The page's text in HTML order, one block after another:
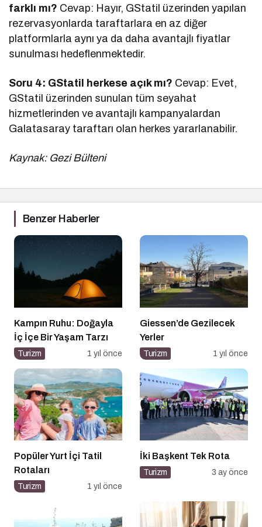
farklı mı? Cevap: Hayır, GStatil üzerinden yapılan
rezervasyonlarda taraftarlara en az diğer
platformlarla aynı ya da daha avantajlı fiyatlar
sunulması hedeflenmektedir.
Soru 4: GStatil herkese açık mı? Cevap: Evet,
GStatil üzerinden sunulan tüm seyahat
hizmetlerinden ve avantajlı kampanyalardan
Galatasaray taraftarı olan herkes yararlanabilir.
Kaynak: Gezi Bülteni
Benzer Haberler
Kampın Ruhu: Doğayla
İç İçe Bir Yaşam Tarzı
Turizm 1 yıl önce
Giessen’de Gezilecek
Yerler
Turizm 1 yıl önce
Popüler Yurt İçi Tatil
Rotaları
Turizm 1 yıl önce
İki Başkent Tek Rota
Turizm 3 ay önce